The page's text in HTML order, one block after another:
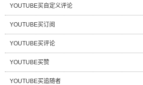
YOUTUBE买自定义评论
YOUTUBE买订阅
YOUTUBE买评论
YOUTUBE买赞
YOUTUBE买追随者